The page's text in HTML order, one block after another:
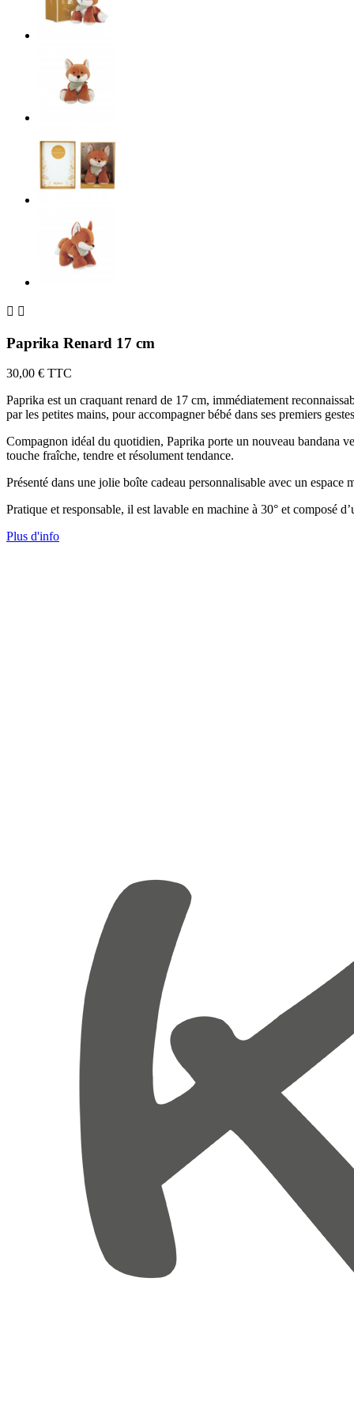
 
Paprika Renard 17 cm
30,00 € TTC
Paprika est un craquant renard de 17 cm, immédiatement
par les petites mains, pour accompagner bébé dans ses premiers
Compagnon idéal du quotidien, Paprika porte un nouveau bandana
touche fraîche, tendre et résolument tendance.
Présenté dans une jolie boîte cadeau personnalisable avec un espace
Pratique et responsable, il est lavable en machine à 30° et composé
Plus d'info